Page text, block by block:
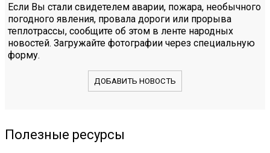
Если Вы стали свидетелем аварии, пожара, необычного
погодного явления, провала дороги или прорыва
теплотрассы, сообщите об этом в ленте народных
новостей. Загружайте фотографии через специальную
форму.
ДОБАВИТЬ НОВОСТЬ
Полезные ресурсы